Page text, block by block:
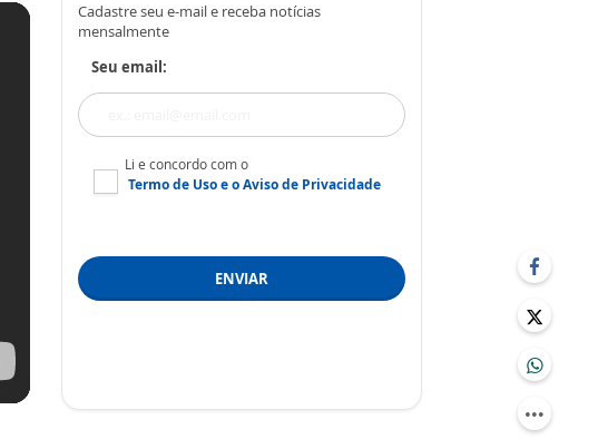
Cadastre seu e-mail e receba notícias
mensalmente
Seu email:
Li e concordo com o
Termo de Usoe oAviso de Privacidade
ENVIAR